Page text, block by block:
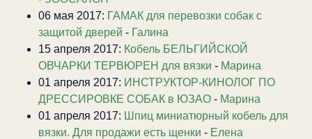
06 мая 2017: ГАМАК для перевозки собак с
защитой дверей - Галина
15 апреля 2017: Кобель БЕЛЬГИЙСКОЙ
ОВЧАРКИ ТЕРВЮРЕН для вязки - Марина
01 апреля 2017: ИНСТРУКТОР-КИНОЛОГ ПО
ДРЕССИРОВКЕ СОБАК в ЮЗАО - Марина
01 апреля 2017: Шпиц миниатюрный кобель для
вязки. Для продажи есть щенки - Елена